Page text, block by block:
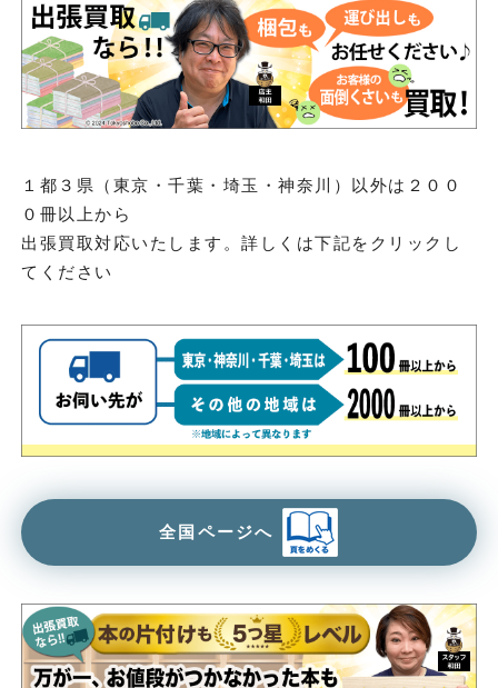
１都３県（東京・千葉・埼玉・神奈川）以外は２００
０冊以上から
出張買取対応いたします。詳しくは下記をクリックし
てください
全国ページへ